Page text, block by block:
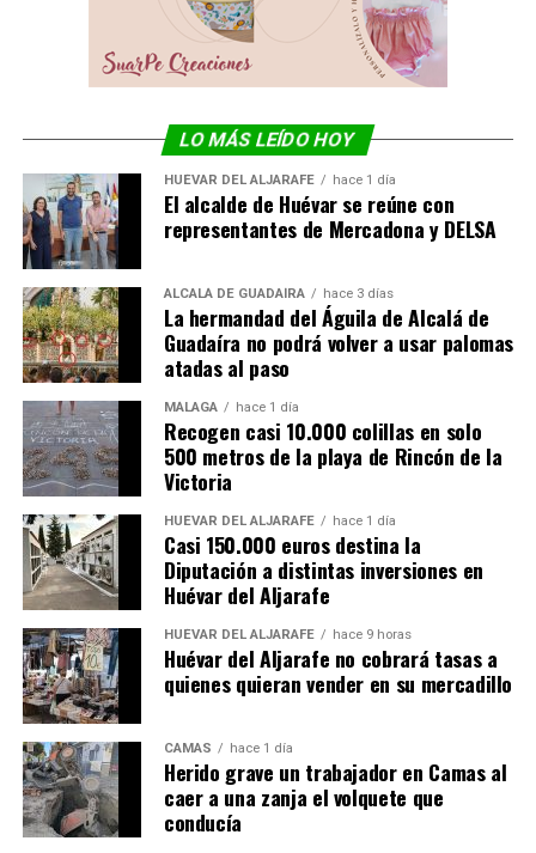
LO MÁS LEÍDO HOY
HUÉVAR DEL ALJARAFE hace 1 día
El alcalde de Huévar se reúne con
representantes de Mercadona y DELSA
ALCALÁ DE GUADAÍRA hace 3 días
La hermandad del Águila de Alcalá de
Guadaíra no podrá volver a usar palomas
atadas al paso
MÁLAGA hace 1 día
Recogen casi 10.000 colillas en solo
500 metros de la playa de Rincón de la
Victoria
HUÉVAR DEL ALJARAFE hace 1 día
Casi 150.000 euros destina la
Diputación a distintas inversiones en
Huévar del Aljarafe
HUÉVAR DEL ALJARAFE hace 9 horas
Huévar del Aljarafe no cobrará tasas a
quienes quieran vender en su mercadillo
CAMAS hace 1 día
Herido grave un trabajador en Camas al
caer a una zanja el volquete que
conducía